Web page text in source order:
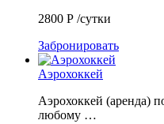
2800 Р /сутки
Забронировать
Аэрохоккей
Аэрохоккей (аренда)
любому …